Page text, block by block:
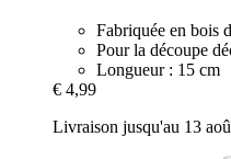
Fabriquée en bois
Pour la découpe
Longueur : 15 cm
€ 4,99
Livraison jusqu'au 13